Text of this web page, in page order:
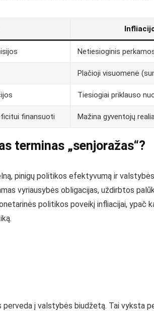
Netiesioginis
Plačioji visuomenė
Tiesiogiai priklauso
finansuoti Mažina gyventojų
terminas „senjoražas“?
pinigų politikos efektyvumą ir
vyriausybės obligacijas, uždirbtos
politikos poveikį infliacijai, ypač
perveda į valstybės biudžetą. Tai vyksta